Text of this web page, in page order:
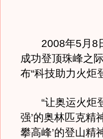
2008年5月8日
成功登顶珠峰之
布“科技助力火炬
“让奥运火炬登
强’的奥林匹克精
攀高峰’的登山精